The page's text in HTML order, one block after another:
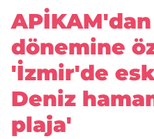
dönemine
'İzmir'de
Deniz
plaja'